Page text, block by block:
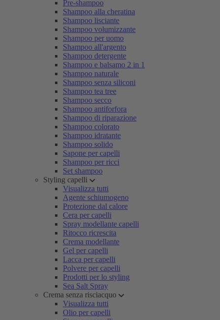
Pre-shampoo
Shampoo alla cheratina
Shampoo lisciante
Shampoo volumizzante
Shampoo per uomo
Shampoo all'argento
Shampoo detergente
Shampoo e balsamo 2 in 1
Shampoo naturale
Shampoo senza siliconi
Shampoo tea tree
Shampoo secco
Shampoo antiforfora
Shampoo di riparazione
Shampoo colorato
Shampoo idratante
Shampoo solido
Sapone per capelli
Shampoo per ricci
Set shampoo
Styling capelli
Visualizza tutti
Agente schiumogeno
Protezione dal calore
Cera per capelli
Spray modellante capelli
Ritocco ricrescita
Crema modellante
Gel per capelli
Lacca per capelli
Polvere per capelli
Prodotti per lo styling
Sea Salt Spray
Crema senza risciacquo
Visualizza tutti
Olio per capelli